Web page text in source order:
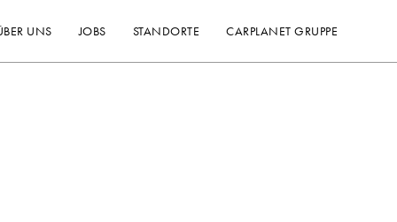
UNS JOBS STANDORTE CARPLANET GRUPPE